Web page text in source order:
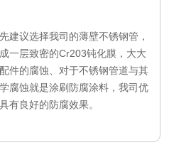
建议选择我司的薄壁不锈钢管，
一层致密的Cr203钝化膜，大大
件的腐蚀、对于不锈钢管道与其
腐蚀就是涂刷防腐涂料，我司优
有良好的防腐效果。